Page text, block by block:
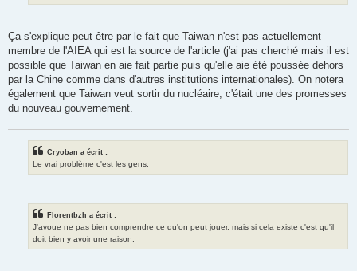
Ça s'explique peut être par le fait que Taiwan n'est pas actuellement
membre de l'AIEA qui est la source de l'article (j'ai pas cherché mais il est
possible que Taiwan en aie fait partie puis qu'elle aie été poussée dehors
par la Chine comme dans d'autres institutions internationales). On notera
également que Taiwan veut sortir du nucléaire, c'était une des promesses
du nouveau gouvernement.
Cryoban a écrit :
Le vrai problème c'est les gens.
Florentbzh a écrit :
J'avoue ne pas bien comprendre ce qu'on peut jouer, mais si cela existe c'est qu'il
doit bien y avoir une raison.